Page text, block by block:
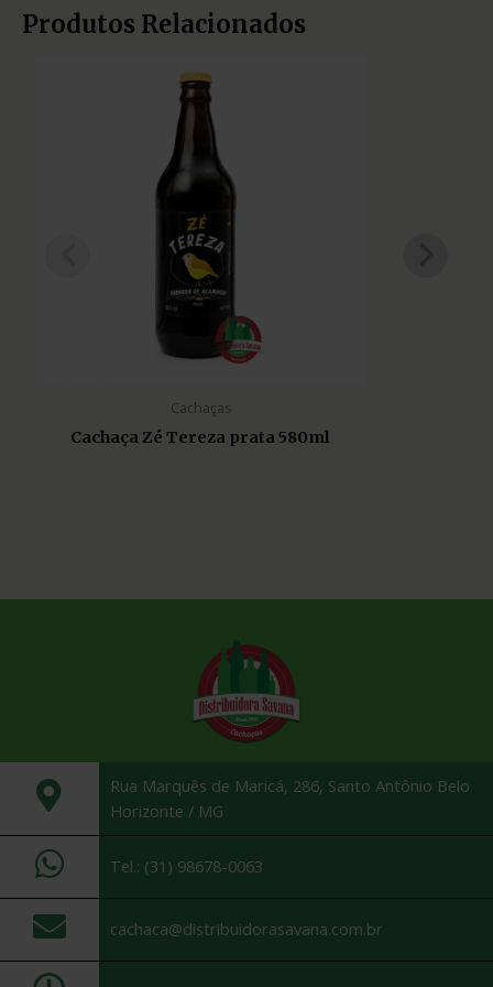
Produtos Relacionados
Cachaças
Cachaça Zé Tereza prata 580ml
Rua Marquês de Maricá, 286, Santo Antônio Belo
Horizonte / MG
Tel.: (31) 98678-0063
cachaca@distribuidorasavana.com.br